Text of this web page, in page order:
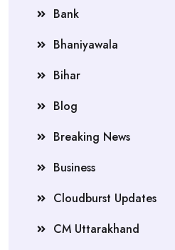
Bank
Bhaniyawala
Bihar
Blog
Breaking News
Business
Cloudburst Updates
CM Uttarakhand